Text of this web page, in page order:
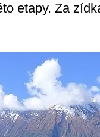
etapy. Za